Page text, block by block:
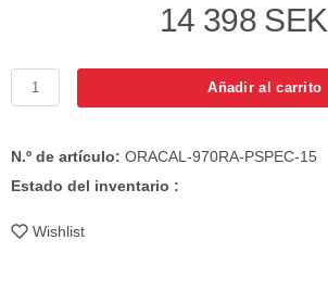
14 398 SEK
Añadir al carrito
N.º de artículo: ORACAL-970RA-PSPEC-15
Estado del inventario :
Wishlist